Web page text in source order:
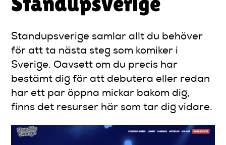
Standupsverige samlar allt du behöver
för att ta nästa steg som komiker i
Sverige. Oavsett om du precis har
bestämt dig för att debutera eller redan
har ett par öppna mickar bakom dig,
finns det resurser här som tar dig vidare.